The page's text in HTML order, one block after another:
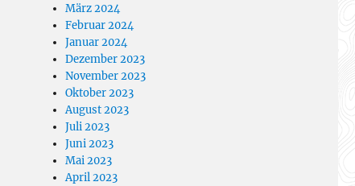
März 2024
Februar 2024
Januar 2024
Dezember 2023
November 2023
Oktober 2023
August 2023
Juli 2023
Juni 2023
Mai 2023
April 2023